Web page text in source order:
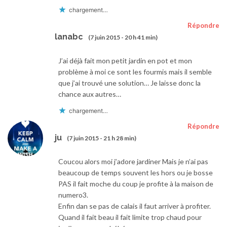
chargement…
lanabc (7 juin 2015 - 20 h 41 min)
Répondre
J’ai déjà fait mon petit jardin en pot et mon
problème à moi ce sont les fourmis mais il semble
que j’ai trouvé une solution… Je laisse donc la
chance aux autres…
chargement…
ju (7 juin 2015 - 21 h 28 min)
Répondre
Coucou alors moi j’adore jardiner Mais je n’ai pas
beaucoup de temps souvent les hors ou je bosse
PAS il fait moche du coup je profite à la maison de
numero3.
Enfin dan se pas de calais il faut arriver à profiter.
Quand il fait beau il fait limite trop chaud pour